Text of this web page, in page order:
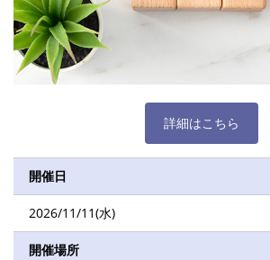
詳細はこちら
開催日
2026/11/11(水)
開催場所